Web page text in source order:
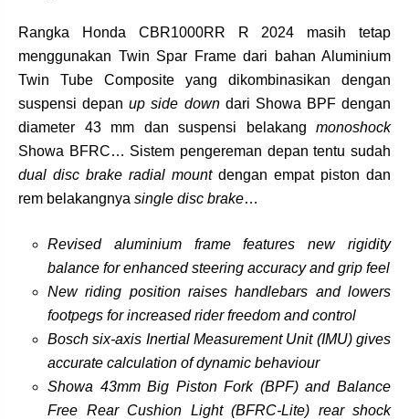
Rangka Honda CBR1000RR R 2024 masih tetap
menggunakan Twin Spar Frame dari bahan Aluminium
Twin Tube Composite yang dikombinasikan dengan
suspensi depanup side downdari Showa BPF dengan
diameter 43 mm dan suspensi belakang monoshock
Showa BFRC… Sistem pengereman depan tentu sudah
dual disc brake radial mountdengan empat piston dan
rem belakangnya single disc brake…
Revised aluminium frame features new rigidity
balance for enhanced steering accuracy and grip feel
New riding position raises handlebars and lowers
footpegs for increased rider freedom and control
Bosch six-axis Inertial Measurement Unit (IMU) gives
accurate calculation of dynamic behaviour
Showa 43mm Big Piston Fork (BPF) and Balance
Free Rear Cushion Light (BFRC-Lite) rear shock